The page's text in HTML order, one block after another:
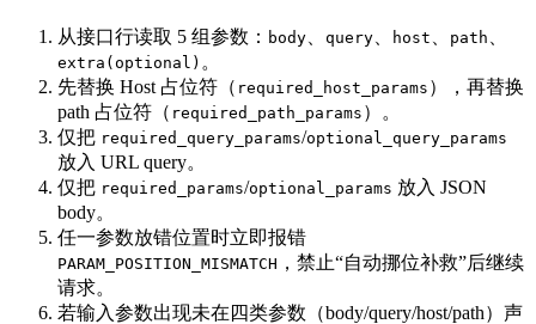
从接口行读取 5 组参数： body query host path
extra(optional) 。
先替换 Host 占位符（ required_host_params ），再替换
path 占位符（ required_path_params ）。
仅把 required_query_params/optional_query_params
放入 URL query。
仅把 required_params/optional_params 放入 JSON
body。
任一参数放错位置时立即报错
PARAM_POSITION_MISMATCH ，禁止“自动挪位补救”后继续
请求。
若输入参数出现未在四类参数（body/query/host/path）声